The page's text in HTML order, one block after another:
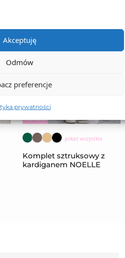
Akceptuję
Odmów
preferencje
prywatności
NOWOŚĆ
pokaż wszystkie
Komplet sztruksowy z
kardiganem NOELLE